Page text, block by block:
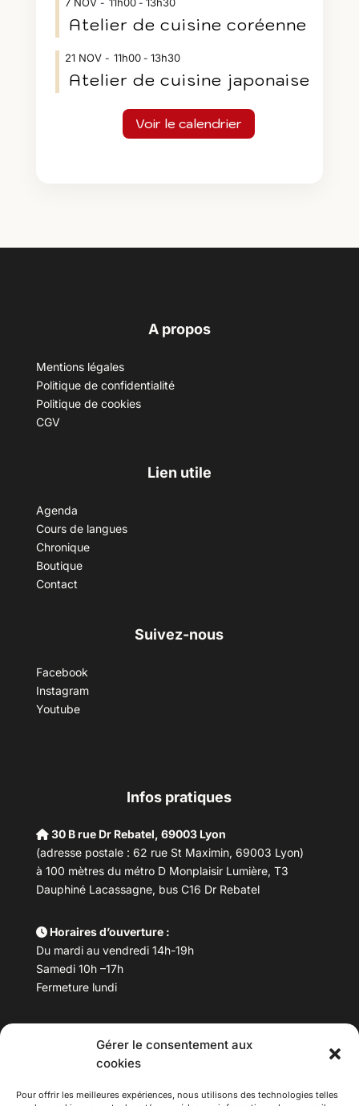
Gérer le consentement aux
cookies
Pour offrir les meilleures expériences, nous utilisons des technologies telles
-
Atelier de cuisine coréenne
21 NOV 11h00- 13h30
Atelier de cuisine japonaise
Voir le calendrier
A propos
Mentions légales
Politique de confidentialité
Politique de cookies
CGV
Lien utile
Agenda
Cours de langues
Chronique
Boutique
Contact
Suivez-nous
Facebook
Instagram
Youtube
Infos pratiques
30 B rue Dr Rebatel, 69003 Lyon
(adresse postale : 62 rue St Maximin, 69003 Lyon)
à 100 mètres du métro D Monplaisir Lumière, T3
Dauphiné Lacassagne, bus C16 Dr Rebatel
Horaires d’ouverture :
Du mardi au vendredi 14h-19h
Samedi 10h –17h
Fermeture lundi
maisondesculturesasiatiques@asiexpo.com